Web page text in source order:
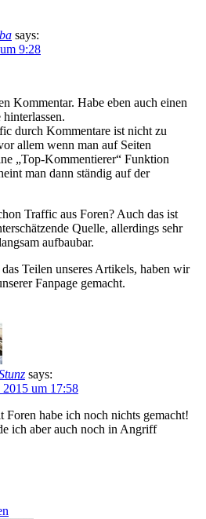
says:
9:28
Kommentar. Habe eben auch einen
durch Kommentare ist nicht zu
allem wenn man auf Seiten
„Top-Kommentierer“ Funktion
man dann ständig auf der
Traffic aus Foren? Auch das ist
Quelle, allerdings sehr
aufbaubar.
Teilen unseres Artikels, haben wir
Fanpage gemacht.
says:
um 17:58
habe ich noch nichts gemacht!
ich aber auch noch in Angriff